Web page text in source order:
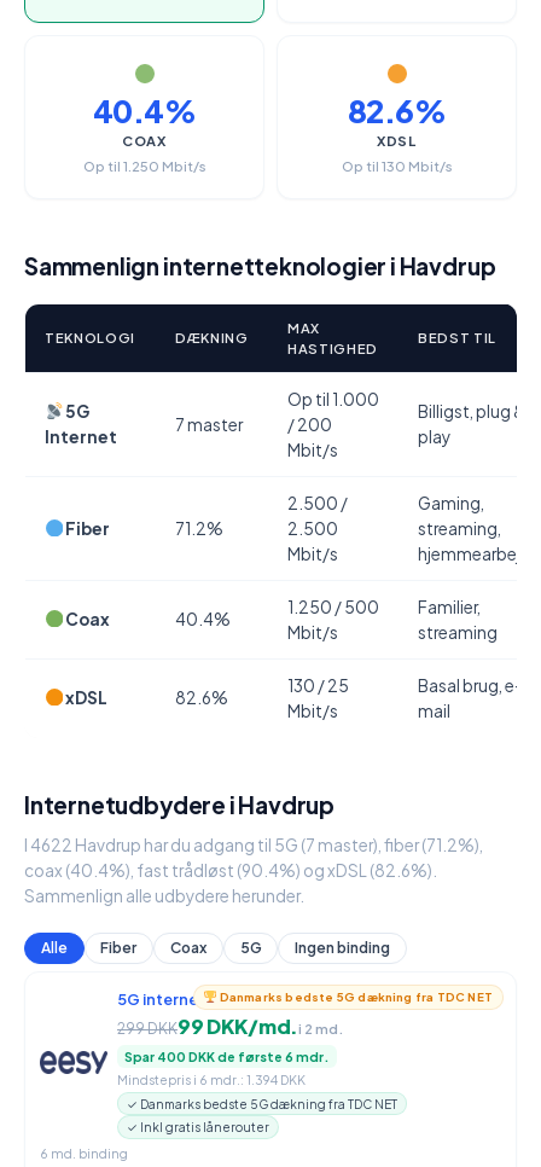
40.4%
COAX
Op til 1.250 Mbit/s
82.6%
XDSL
Op til 130 Mbit/s
Sammenlign internetteknologier i Havdrup
TEKNOLOGI DÆKNING
MAX
HASTIGHED
BEDST TIL
5G
Internet
7 master
Op til 1.000
/ 200
Mbit/s
Billigst, plug &
play
Fiber 71.2%
2.500 /
2.500
Mbit/s
Gaming,
streaming,
hjemmearbejde
Coax 40.4%
1.250 / 500
Mbit/s
Familier,
streaming
xDSL 82.6%
130 / 25
Mbit/s
Basal brug, e-
mail
Internetudbydere i Havdrup
I 4622 Havdrup har du adgang til 5G (7 master), fiber (71.2%),
coax (40.4%), fast trådløst (90.4%) og xDSL (82.6%).
Sammenlign alle udbydere herunder.
Alle Fiber Coax 5G Ingen binding
Danmarks bedste 5G dækning fra TDC NET
5G internet950 / 90 Mbit/s
299 DKK99 DKK/md.i 2 md.
Spar 400 DKK de første 6 mdr.
Mindstepris i 6 mdr.: 1.394 DKK
✓ Danmarks bedste 5G dækning fra TDC NET
✓ Inkl gratis lånerouter
6 md. binding